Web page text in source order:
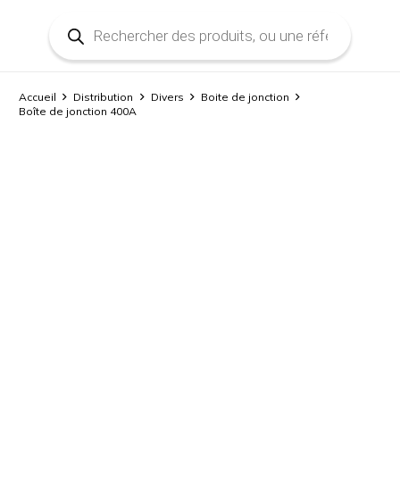
produits
Accueil Distribution Divers
Boite de jonction
Boîte de jonction 400A